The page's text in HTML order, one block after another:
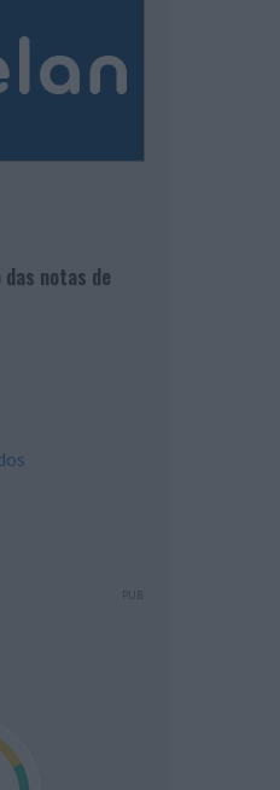
das notas de
PUB